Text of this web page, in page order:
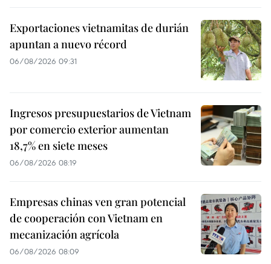
Exportaciones vietnamitas de durián
apuntan a nuevo récord
06/08/2026 09:31
Ingresos presupuestarios de Vietnam
por comercio exterior aumentan
18,7% en siete meses
06/08/2026 08:19
Empresas chinas ven gran potencial
de cooperación con Vietnam en
mecanización agrícola
06/08/2026 08:09